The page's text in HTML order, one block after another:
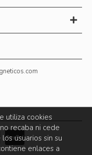
utiliza cookies
recaba ni cede
usuarios sin su
enlaces a